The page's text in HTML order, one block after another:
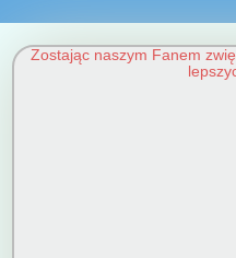
Zostając naszym Fanem